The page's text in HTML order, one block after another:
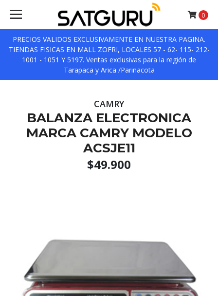
PRECIOS VALIDOS EXCLUSIVAMENTE EN NUESTRA PAGINA.
TIENDAS FISICAS EN MALL ZOFRI, LOCALES 57 - 62- 115- 212-
1001 - 1051 Y 5197. Ventas exclusivas para la región de
Tarapaca y Arica /Parinacota
0
CAMRY
BALANZA ELECTRONICA
MARCA CAMRY MODELO
ACSJE11
$49.900